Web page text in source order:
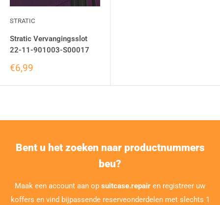
STRATIC
Stratic Vervangingsslot
22-11-901003-S00017
€6,99
Bent u het zoeken naar productnummers
beu?
Maak een account aan op suitcase.repair en registreer uw
koffers en vind bijpassende reserveonderdelen met slechts 1